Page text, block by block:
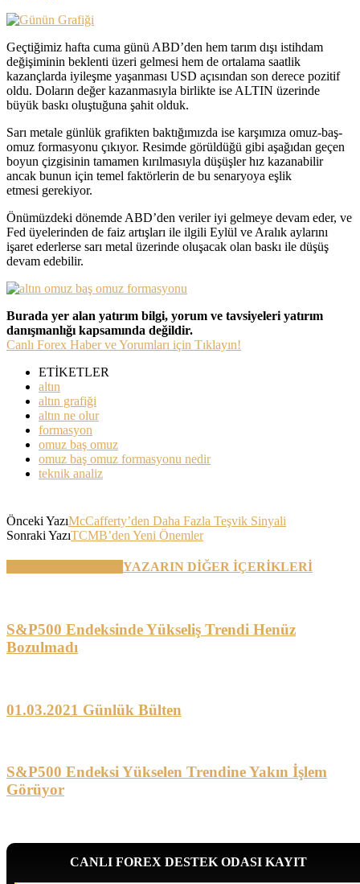
Geçtiğimiz hafta cuma günü ABD’den hem tarım dışı istihdam
değişiminin beklenti üzeri gelmesi hem de ortalama saatlik
kazançlarda iyileşme yaşanması USD açısından son derece pozitif
oldu. Doların değer kazanmasıyla birlikte ise ALTIN üzerinde
büyük baskı oluştuğuna şahit olduk.
Sarı metale günlük grafikten baktığımızda ise karşımıza omuz-baş-
omuz formasyonu çıkıyor. Resimde görüldüğü gibi aşağıdan geçen
boyun çizgisinin tamamen kırılmasıyla düşüşler hız kazanabilir
ancak bunun için temel faktörlerin de bu senaryoya eşlik
etmesi gerekiyor.
Önümüzdeki dönemde ABD’den veriler iyi gelmeye devam eder, ve
Fed üyelerinden de faiz artışları ile ilgili Eylül ve Aralık aylarını
işaret ederlerse sarı metal üzerinde oluşacak olan baskı ile düşüş
devam edebilir.
Burada yer alan yatırım bilgi, yorum ve tavsiyeleri yatırım
danışmanlığı kapsamında değildir.
Canlı Forex Haber ve Yorumları için Tıklayın!
ETİKETLER
altın
altın grafiği
altın ne olur
formasyon
omuz baş omuz
omuz baş omuz formasyonu nedir
teknik analiz
Önceki YazıMcCafferty’den Daha Fazla Teşvik Sinyali
Sonraki YazıTCMB’den Yeni Önemler
YAZARIN DİĞER İÇERİKLERİ
S&P500 Endeksinde Yükseliş Trendi Henüz
Bozulmadı
01.03.2021 Günlük Bülten
S&P500 Endeksi Yükselen Trendine Yakın İşlem
Görüyor
CANLI FOREX DESTEK ODASI KAYIT